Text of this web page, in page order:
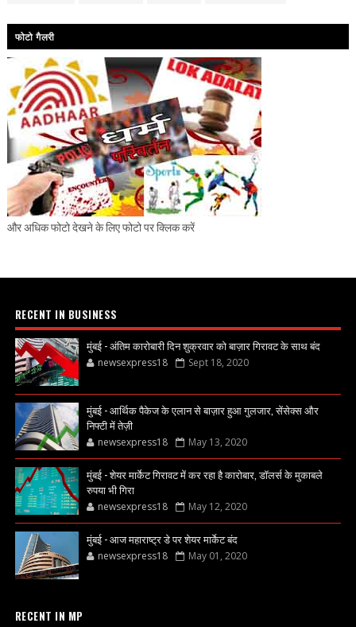
फोटो गैलरी
और अधिक फोटो देखने के लिए फोटो पर क्लिक करें
RECENT IN BUSINESS
मुंबई - अंतिम कारोबारी दिन शुक्रवार को बाज़ार गिरावट के साथ बंद
newsexpress18 Sept 18, 2020
मुंबई - आर्थिक पैकेज के एलान से बाज़ार हुआ गुलजार, सेंसेक्स और
निफ्टी में तेज़ी
newsexpress18 May 13, 2020
मुंबई - शेयर मार्केट गिरावट में कर रहा है कारोबार, डॉलर्स के मुकाबले
रुपया भी गिरा
newsexpress18 May 12, 2020
मुंबई - आज महाराष्ट्र डे पर शेयर मार्केट बंद
newsexpress18 May 01, 2020
RECENT IN MP